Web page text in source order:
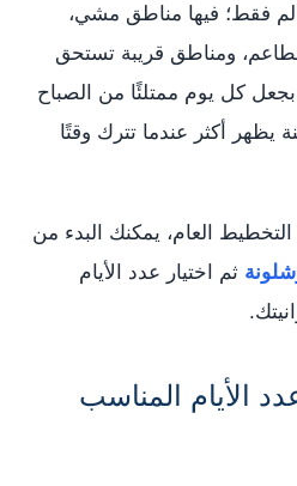
فقط؛ فيها مناطق مشي،
ومناطق قريبة تستحق
كل يوم ممتلئًا من الصباح
يظهر أكثر عندما تترك وقتًا
العام، يمكنك البدء من
ثم اختيار عدد الأيام
الأيام المناسب